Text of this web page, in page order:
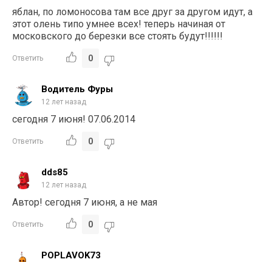
яблан, по ломоносова там все друг за другом идут, а
этот олень типо умнее всех! теперь начиная от
московского до березки все стоять будут!!!!!!
Ответить 0
Водитель Фуры
12 лет назад
сегодня 7 июня! 07.06.2014
Ответить 0
dds85
12 лет назад
Автор! сегодня 7 июня, а не мая
Ответить 0
POPLAVOK73